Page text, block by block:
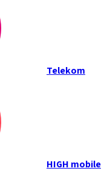
Telekom
HIGH mobile